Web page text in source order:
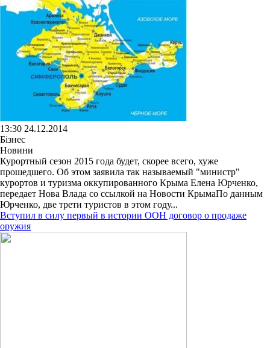
13:30 24.12.2014
Бізнес
Новини
Курортный сезон 2015 года будет, скорее всего, хуже
прошедшего. Об этом заявила так называемый "министр"
курортов и туризма оккупированного Крыма Елена Юрченко,
передает Нова Влада со ссылкой на Новости КрымаПо данным
Юрченко, две трети туристов в этом году...
Вступил в силу первый в истории ООН договор о продаже
оружия